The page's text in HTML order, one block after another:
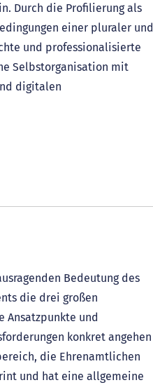
Durch die Profilierung als
einer pluraler und
und professionalisierte
Selbstorganisation mit
digitalen
Bedeutung des
die drei großen
Ansatzpunkte und
konkret angehen
die Ehrenamtlichen
und hat eine allgemeine